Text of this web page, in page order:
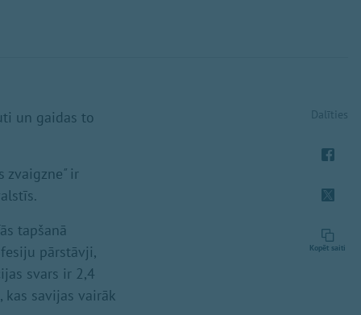
un gaidas to
zvaigzne" ir
tapšanā
pārstāvji,
svars ir 2,4
savijas vairāk
Dalīties
Kopēt saiti